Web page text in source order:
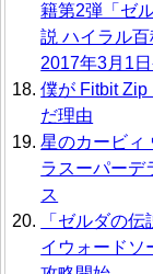
籍第2弾「ゼ
説 ハイラル
2017年3月1
僕が Fitbit Zip
だ理由
星のカービィ
ラスーパーデ
ス
「ゼルダの伝
イウォードソ